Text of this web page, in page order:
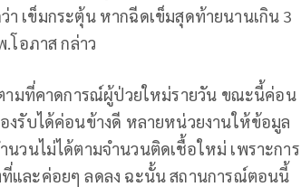
า เข็มกระตุ้น หากฉีดเข็มสุดท้ายนานเกิน 3
โอภาส กล่าว
ามที่คาดการณ์ผู้ป่วยใหม่รายวัน ขณะนี้ค่อน
งรับได้ค่อนข้างดี หลายหน่วยงานให้ข้อมูล
นวนไม่ได้ตามจำนวนติดเชื้อใหม่ เพราะการ
และค่อยๆ ลดลง ฉะนั้น สถานการณ์ตอนนี้